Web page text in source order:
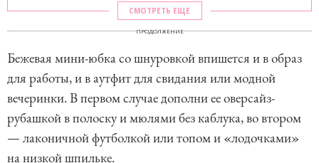
СМОТРЕТЬ ЕЩЕ
ПРОДОЛЖЕНИЕ
Бежевая мини-юбка со шнуровкой впишется и в образ
для работы, и в аутфит для свидания или модной
вечеринки. В первом случае дополни ее оверсайз-
рубашкой в полоску и мюлями без каблука, во втором
— лаконичной футболкой или топом и «лодочками»
на низкой шпильке.